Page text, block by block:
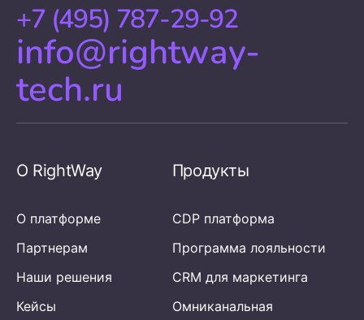
+7 (495) 787-29-92
info@rightway-
tech.ru
О RightWay
О платформе
Партнерам
Наши решения
Кейсы
Продукты
CDP платформа
Программа лояльности
CRM для маркетинга
Омниканальная